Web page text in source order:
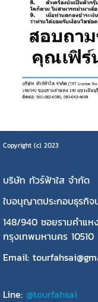
Copyright (c) 2023
บริษัท ทัวร์ฟ้าใส จำกัด
ใบอนุญาตประกอบธุรกิจ
148/940 ซอยรามคำแ
กรุงเทพมหานคร 10510
Email:
Line: @tourfahsai